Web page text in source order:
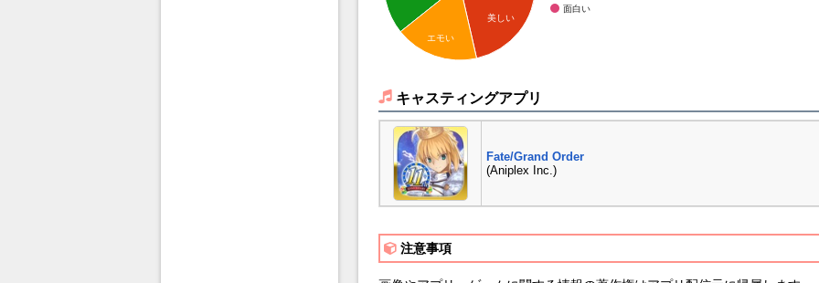
面白い
美しい
エモい
キャスティングアプリ
Fate/Grand Order
(Aniplex Inc.)
注意事項